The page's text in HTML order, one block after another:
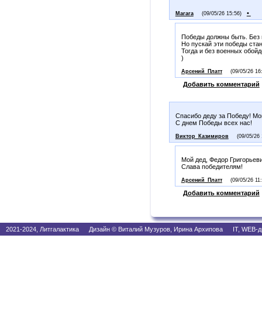
Marara (09/05/26 15:56) •
Победы должны быть. Без
Но пускай эти победы
Тогда и без военных
)
Арсений_Платт (09/05/26
Добавить комментарий
Спасибо деду за Победу!
С днем Победы всех нас!
Виктор_Казимиров (09/05/26
Мой дед, Федор
Слава победителям!
Арсений_Платт (09/05/26
Добавить комментарий
2021-2024, Литгалактика Дизайн © Виталий Музуров, Ирина Архипова IT, WEB-